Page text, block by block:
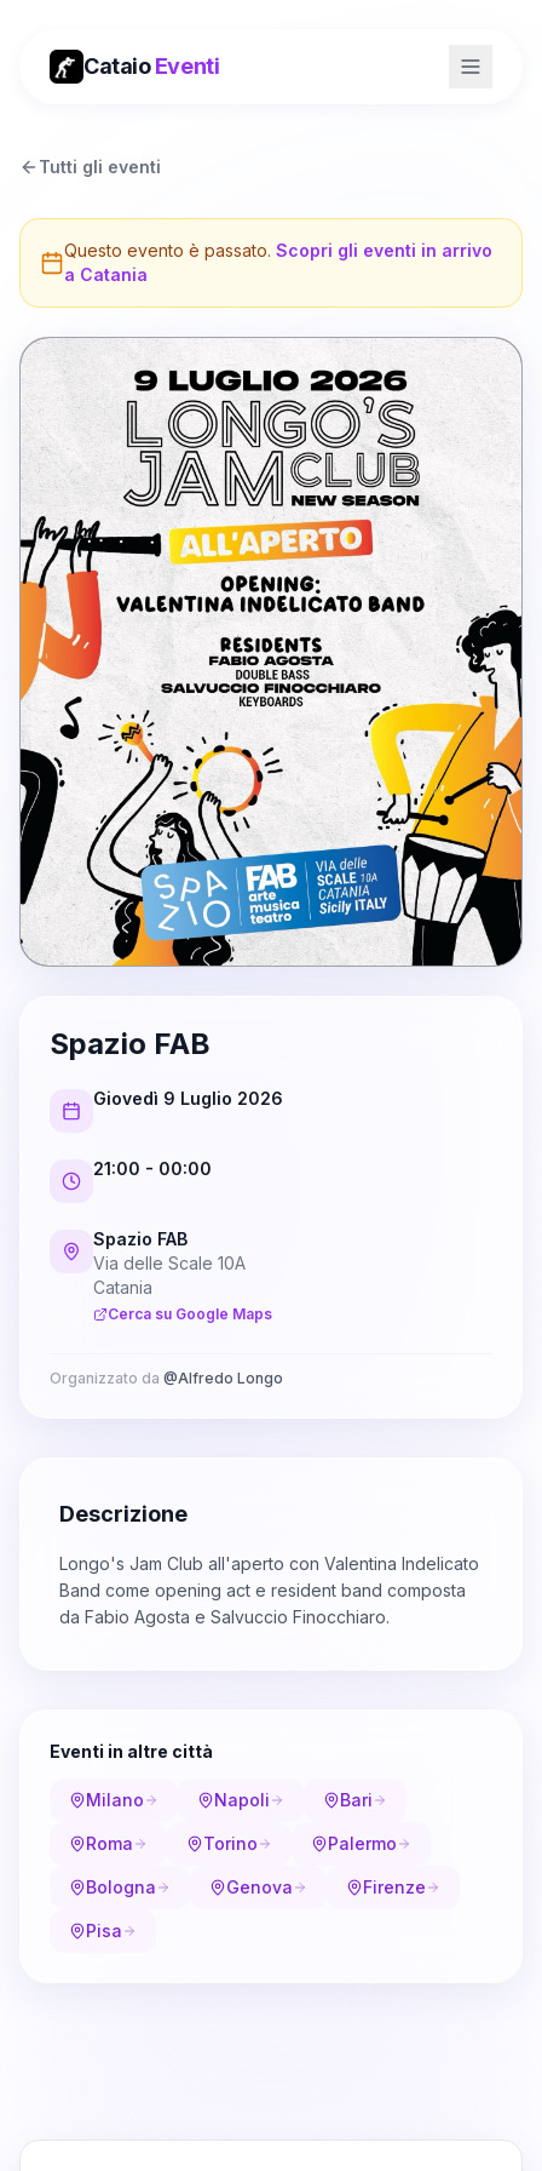
CataioEventi
Tutti gli eventi
Questo evento è passato. Scopri gli eventi in arrivo
a Catania
Spazio FAB
Giovedì 9 Luglio 2026
21:00 - 00:00
Spazio FAB
Via delle Scale 10A
Catania
Cerca su Google Maps
Organizzato da @Alfredo Longo
Descrizione
Longo's Jam Club all'aperto con Valentina Indelicato
Band come opening act e resident band composta
da Fabio Agosta e Salvuccio Finocchiaro.
Eventi in altre città
Milano Napoli Bari
Roma Torino Palermo
Bologna Genova Firenze
Pisa